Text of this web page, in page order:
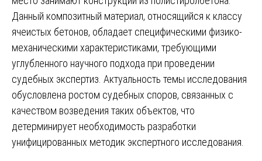
Данный композитный материал, относящийся к классу
ячеистых бетонов, обладает специфическими физико-
механическими характеристиками, требующими
углубленного научного подхода при проведении
судебных экспертиз. Актуальность темы исследования
обусловлена ростом судебных споров, связанных с
качеством возведения таких объектов, что
детерминирует необходимость разработки
унифицированных методик экспертного исследования.